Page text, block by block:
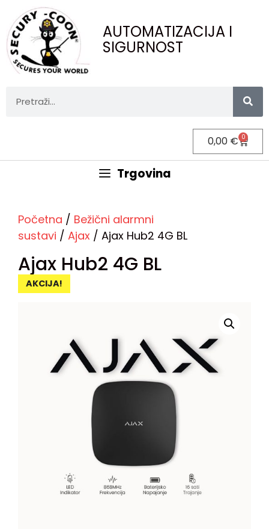
AUTOMATIZACIJA I
SIGURNOST
0,00 € 0
Trgovina
Početna / Bežični alarmni
sustavi / Ajax / Ajax Hub2 4G BL
Ajax Hub2 4G BL
AKCIJA!